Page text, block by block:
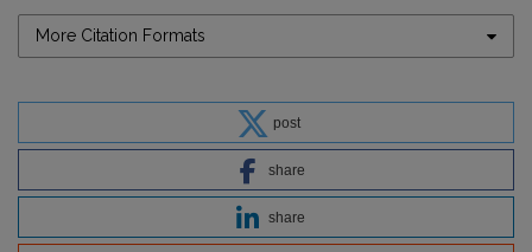
More Citation Formats
post
share
share